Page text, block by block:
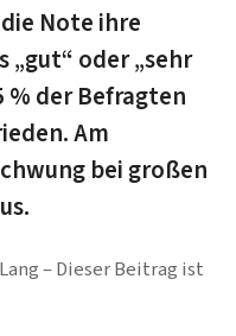
Note ihre
„gut“ oder „sehr
% der Befragten
Am
bei großen
Dieser Beitrag ist